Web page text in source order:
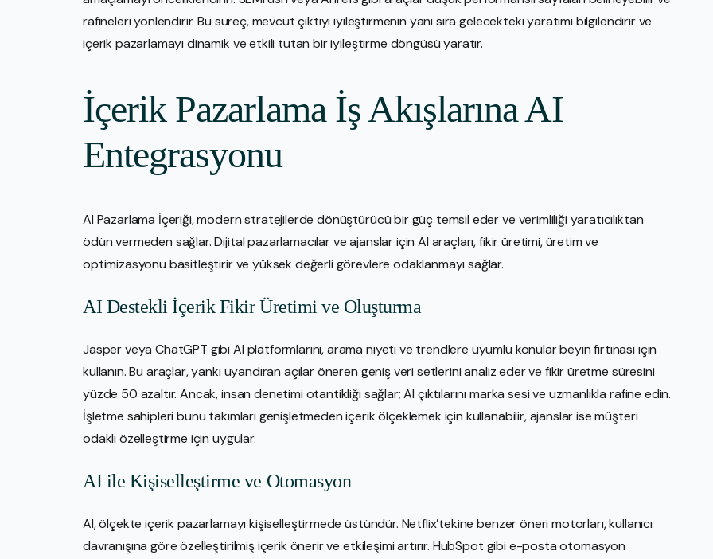
rafineleri yönlendirir. Bu süreç, mevcut çıktıyı iyileştirmenin yanı sıra gelecekteki yaratımı bilgilendirir ve
içerik pazarlamayı dinamik ve etkili tutan bir iyileştirme döngüsü yaratır.
İçerik Pazarlama İş Akışlarına AI
Entegrasyonu
AI Pazarlama İçeriği, modern stratejilerde dönüştürücü bir güç temsil eder ve verimliliği yaratıcılıktan
ödün vermeden sağlar. Dijital pazarlamacılar ve ajanslar için AI araçları, fikir üretimi, üretim ve
optimizasyonu basitleştirir ve yüksek değerli görevlere odaklanmayı sağlar.
AI Destekli İçerik Fikir Üretimi ve Oluşturma
Jasper veya ChatGPT gibi AI platformlarını, arama niyeti ve trendlere uyumlu konular beyin fırtınası için
kullanın. Bu araçlar, yankı uyandıran açılar öneren geniş veri setlerini analiz eder ve fikir üretme süresini
yüzde 50 azaltır. Ancak, insan denetimi otantikliği sağlar; AI çıktılarını marka sesi ve uzmanlıkla rafine edin.
İşletme sahipleri bunu takımları genişletmeden içerik ölçeklemek için kullanabilir, ajanslar ise müşteri
odaklı özelleştirme için uygular.
AI ile Kişiselleştirme ve Otomasyon
AI, ölçekte içerik pazarlamayı kişiselleştirmede üstündür. Netflix’tekine benzer öneri motorları, kullanıcı
davranışına göre özelleştirilmiş içerik önerir ve etkileşimi artırır. HubSpot gibi e-posta otomasyon